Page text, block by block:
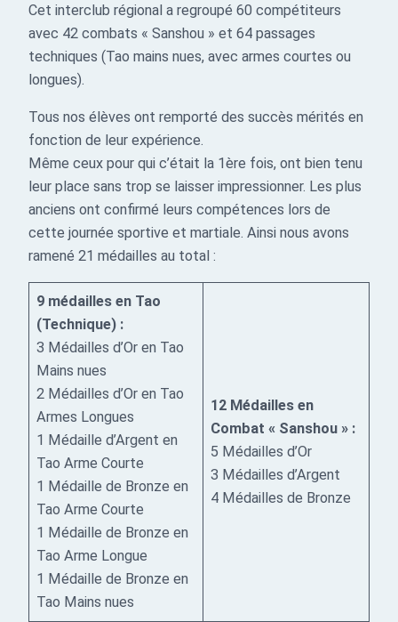
Cet interclub régional a regroupé 60 compétiteurs
avec 42 combats « Sanshou » et 64 passages
techniques (Tao mains nues, avec armes courtes ou
longues).
Tous nos élèves ont remporté des succès mérités en
fonction de leur expérience.
Même ceux pour qui c’était la 1ère fois, ont bien tenu
leur place sans trop se laisser impressionner. Les plus
anciens ont confirmé leurs compétences lors de
cette journée sportive et martiale. Ainsi nous avons
ramené 21 médailles au total :
9 médailles en Tao
(Technique) :
3 Médailles d’Or en Tao
Mains nues
2 Médailles d’Or en Tao
Armes Longues
1 Médaille d’Argent en
Tao Arme Courte
1 Médaille de Bronze en
Tao Arme Courte
1 Médaille de Bronze en
Tao Arme Longue
1 Médaille de Bronze en
Tao Mains nues
12 Médailles en
Combat « Sanshou » :
5 Médailles d’Or
3 Médailles d’Argent
4 Médailles de Bronze